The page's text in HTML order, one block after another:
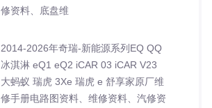
修资料、底盘维
2014-2026年奇瑞-新能源系列EQ QQ
冰淇淋 eQ1 eQ2 iCAR 03 iCAR V23
大蚂蚁 瑞虎 3Xe 瑞虎 e 舒享家原厂维
修手册电路图资料、维修资料、汽修资